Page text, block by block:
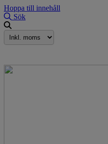
Hoppa till innehåll
Sök